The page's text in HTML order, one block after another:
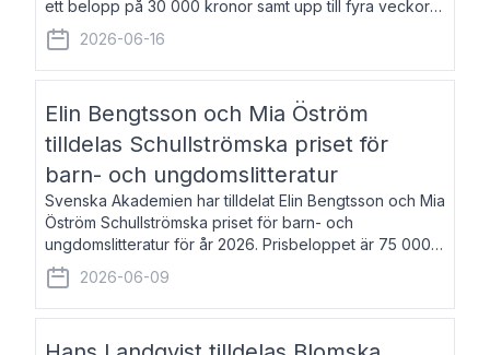
ett belopp på 30 000 kronor samt upp till fyra veckors
fri vistelse i Akademiens lägenhet i Berlin. Elisabeth
Åsbrink, född 1965 oc
2026-06-16
Elin Bengtsson och Mia Öström
tilldelas Schullströmska priset för
barn- och ungdomslitteratur
Svenska Akademien har tilldelat Elin Bengtsson och Mia
Öström Schullströmska priset för barn- och
ungdomslitteratur för år 2026. Prisbeloppet är 75 000
kronor vardera. Elin Bengtsson, född 1987, är författare
och forskare i genusvetenskap.
2026-06-09